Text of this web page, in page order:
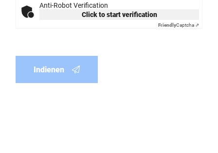
Anti-Robot Verification
Click to start verification
FriendlyCaptcha ⇗
Indienen